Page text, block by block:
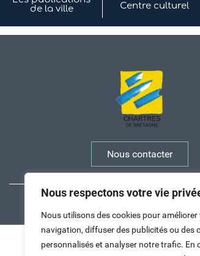
Nous respectons votre vie
Nous utilisons des cookies pour améliorer
navigation, diffuser des publicités ou des
personnalisés et analyser notre trafic. En
de la ville
Centre culturel
Nous contacter
Haut de page